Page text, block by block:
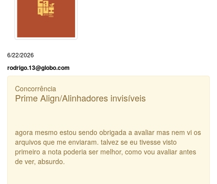
6/22/2026
rodrigo.13@globo.com
Concorrência
Prime Align/Alinhadores invisíveis
agora mesmo estou sendo obrigada a avaliar mas nem vi os
arquivos que me enviaram. talvez se eu tivesse visto
primeiro a nota poderia ser melhor, como vou avaliar antes
de ver, absurdo.